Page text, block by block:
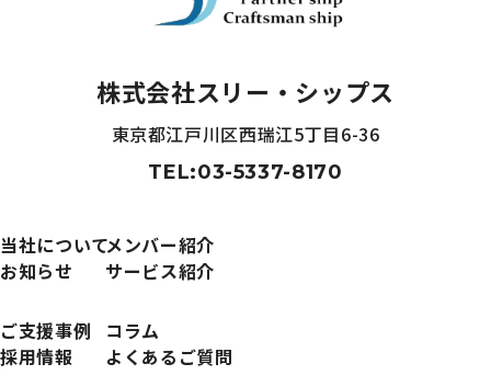
株式会社スリー・シップス
東京都江戸川区西瑞江5丁目6-36
TEL:03-5337-8170
当社についてメンバー紹介
お知らせ
サービス紹介
ご支援事例
コラム
採用情報
よくあるご質問